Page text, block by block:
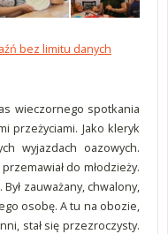
bez limitu danych
wieczornego spotkania
przeżyciami. Jako kleryk
wyjazdach oazowych.
do młodzieży.
zauważany, chwalony,
osobę. A tu na obozie,
stał się przezroczysty.